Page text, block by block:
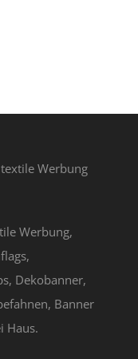
Werbung,
Dekobanner,
Banner
Haus.